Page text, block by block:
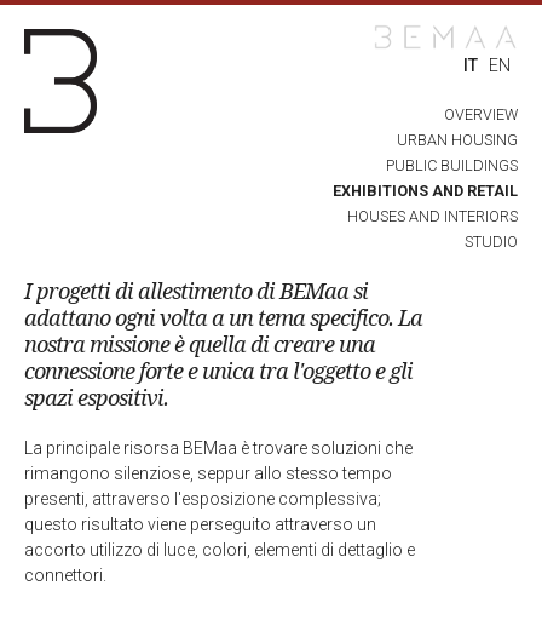
IT EN
OVERVIEW
URBAN HOUSING
PUBLIC BUILDINGS
EXHIBITIONS AND RETAIL
HOUSES AND INTERIORS
STUDIO
I progetti di allestimento di BEMaa si
adattano ogni volta a un tema specifico. La
nostra missione è quella di creare una
connessione forte e unica tra l'oggetto e gli
spazi espositivi.
La principale risorsa BEMaa è trovare soluzioni che
rimangono silenziose, seppur allo stesso tempo
presenti, attraverso l'esposizione complessiva;
questo risultato viene perseguito attraverso un
accorto utilizzo di luce, colori, elementi di dettaglio e
connettori.